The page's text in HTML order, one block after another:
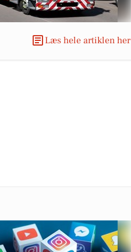
Læs hele artiklen her